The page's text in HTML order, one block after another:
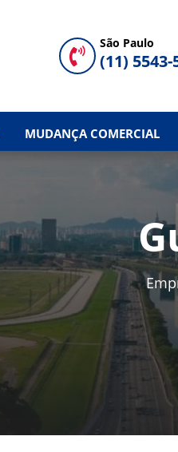

São Paulo
(11) 5543-
MUDANÇA COMERCIAL